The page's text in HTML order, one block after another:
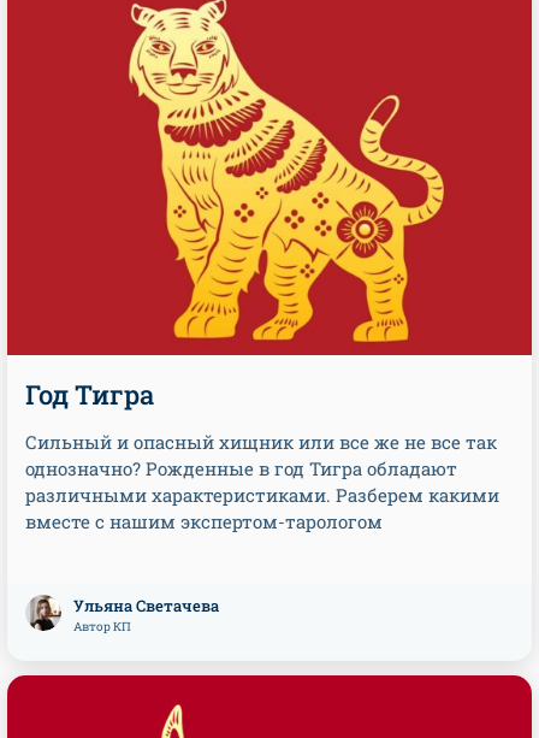
Год Тигра
Сильный и опасный хищник или все же не все так
однозначно? Рожденные в год Тигра обладают
различными характеристиками. Разберем какими
вместе с нашим экспертом-тарологом
Ульяна Светачева
Автор КП